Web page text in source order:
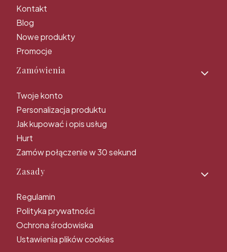
Kontakt
Blog
Nowe produkty
Promocje
Zamówienia
Twoje konto
Personalizacja produktu
Jak kupować i opis usług
Hurt
Zamów połączenie w 30 sekund
Zasady
Regulamin
Polityka prywatności
Ochrona środowiska
Ustawienia plików cookies